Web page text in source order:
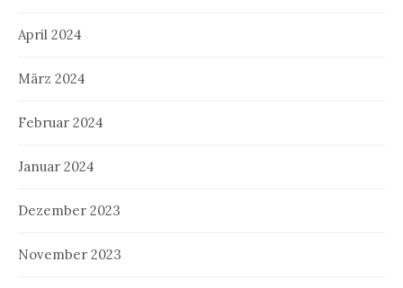
April 2024
März 2024
Februar 2024
Januar 2024
Dezember 2023
November 2023